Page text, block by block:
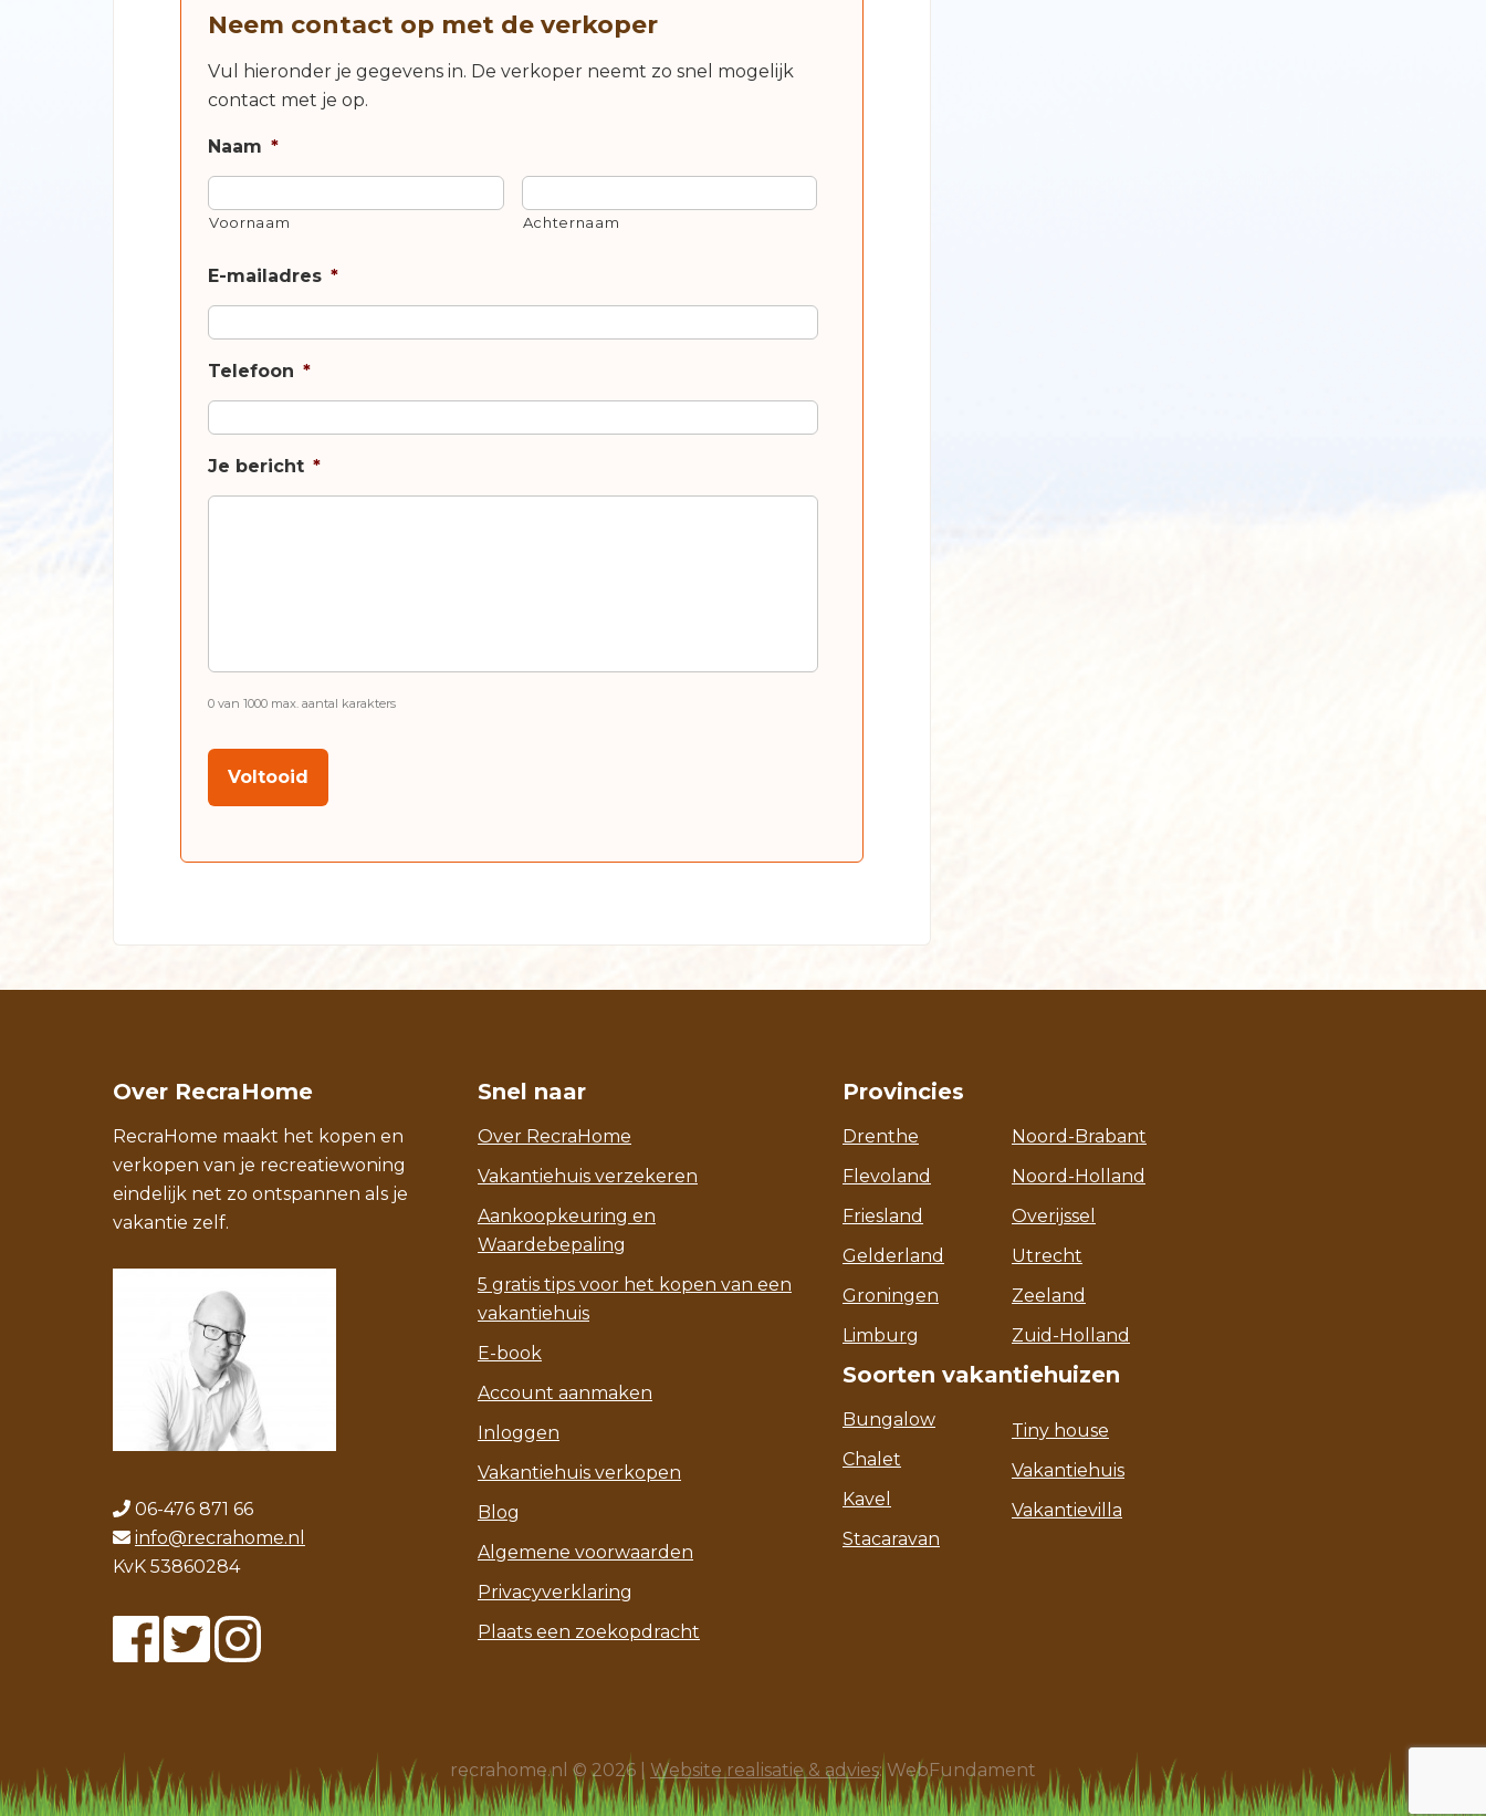
Neem contact op met de verkoper
Vul hieronder je gegevens in. De verkoper neemt zo snel mogelijk
contact met je op.
Naam *
Voornaam Achternaam
E-mailadres *
Telefoon *
Je bericht *
0 van 1000 max. aantal karakters
Over RecraHome
RecraHome maakt het kopen en
verkopen van je recreatiewoning
eindelijk net zo ontspannen als je
vakantie zelf.
06-476 871 66
info@recrahome.nl
KvK 53860284
Snel naar
Over RecraHome
Vakantiehuis verzekeren
Aankoopkeuring en
Waardebepaling
5 gratis tips voor het kopen van een
vakantiehuis
E-book
Account aanmaken
Inloggen
Vakantiehuis verkopen
Blog
Algemene voorwaarden
Privacyverklaring
Plaats een zoekopdracht
Provincies
Drenthe
Flevoland
Friesland
Gelderland
Groningen
Limburg
Noord-Brabant
Noord-Holland
Overijssel
Utrecht
Zeeland
Zuid-Holland
Soorten vakantiehuizen
Bungalow
Chalet
Kavel
Stacaravan
Tiny house
Vakantiehuis
Vakantievilla
recrahome.nl © 2026 | Website realisatie & advies: WebFundament